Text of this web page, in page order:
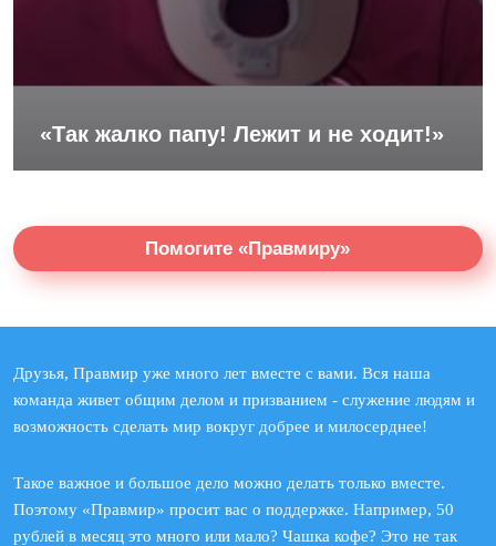
«Так жалко папу! Лежит и не ходит!»
Помогите «Правмиру»
Друзья, Правмир уже много лет вместе с вами. Вся наша
команда живет общим делом и призванием - служение людям и
возможность сделать мир вокруг добрее и милосерднее!
Такое важное и большое дело можно делать только вместе.
Поэтому «Правмир» просит вас о поддержке. Например, 50
рублей в месяц это много или мало? Чашка кофе? Это не так